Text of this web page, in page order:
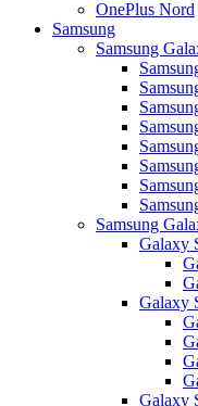
OnePlus Nord
Samsung
Samsung
Samsung
Galaxy
Galaxy
Galaxy